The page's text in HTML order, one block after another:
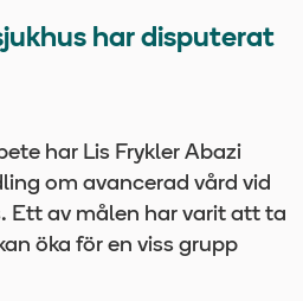
har disputerat
har Lis Frykler Abazi
om avancerad vård vid
Ett av målen har varit att ta
öka för en viss grupp